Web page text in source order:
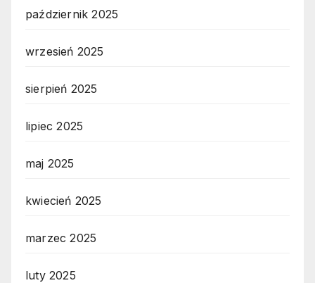
październik 2025
wrzesień 2025
sierpień 2025
lipiec 2025
maj 2025
kwiecień 2025
marzec 2025
luty 2025